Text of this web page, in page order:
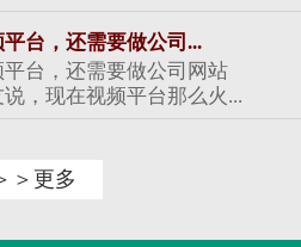
台，还需要做公司...
台，还需要做公司网站
，现在视频平台那么火...
＞更多